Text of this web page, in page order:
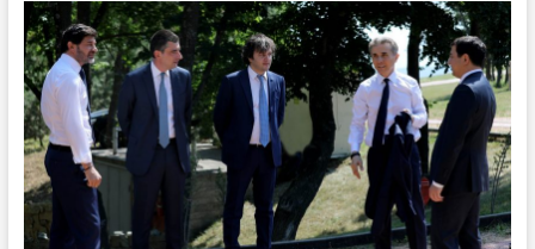
парламента?
ЕНД
обсуждает
стратегию
со
сторонниками
в
регионах